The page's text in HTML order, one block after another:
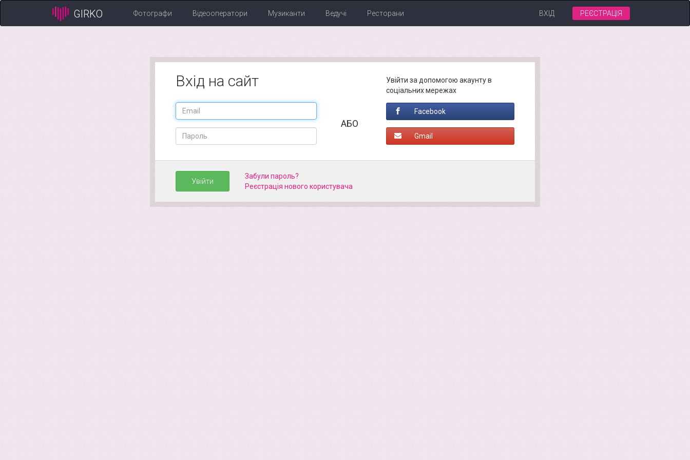
GIRKO Фотографи Відеооператори Музиканти Ведучі Ресторани ВХІД РЕЄСТРАЦІЯ
Вхід на сайт
Увійти за допомогою акаунту в
соціальних мережах
Facebook
Gmail
АБО
Увійти
Забули пароль?
Реєстрація нового кориcтувача